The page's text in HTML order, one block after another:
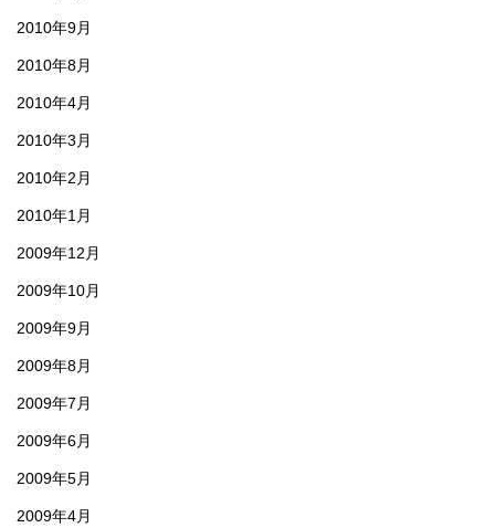
2010年9月
2010年8月
2010年4月
2010年3月
2010年2月
2010年1月
2009年12月
2009年10月
2009年9月
2009年8月
2009年7月
2009年6月
2009年5月
2009年4月